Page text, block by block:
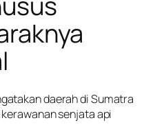
daerah di Sumatra
senjata api